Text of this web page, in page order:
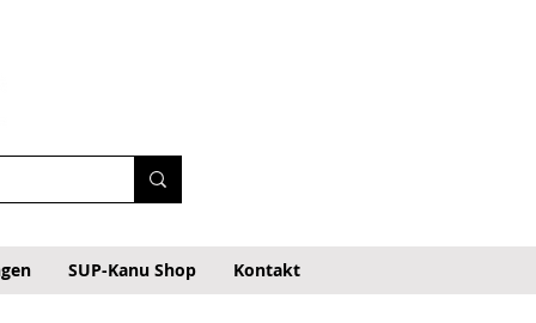
SUP-Kanu Shop Kontakt